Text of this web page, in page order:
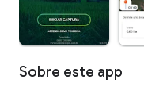
Sobre este app